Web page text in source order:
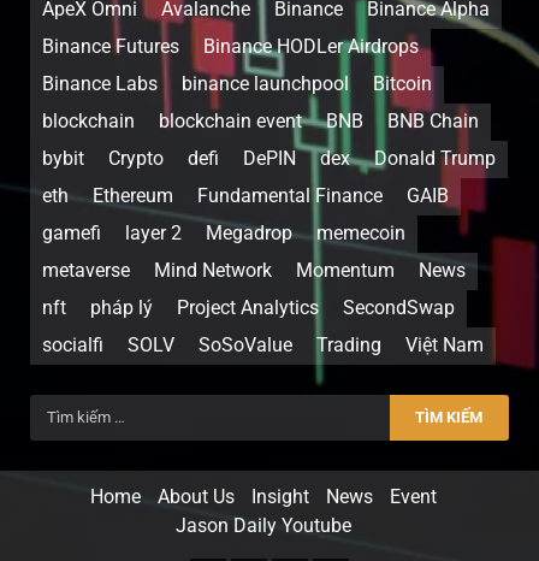
ApeX Omni
Avalanche Binance
Binance Alpha
Binance Futures
Binance HODLer Airdrops
Binance Labs
binance launchpool
Bitcoin
blockchain
blockchain event BNB
BNB Chain
bybit
Crypto defi DePIN dex
Donald Trump
eth
Ethereum Fundamental Finance
GAIB
gamefi
layer 2 Megadrop
memecoin
metaverse
Mind Network Momentum
News
nft
pháp lý Project Analytics
SecondSwap
socialfi
SOLV SoSoValue Trading Việt Nam
Home About Us Insight News
Event
Jason Daily Youtube